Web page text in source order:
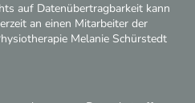
auf Datenübertragbarkeit kann
an einen Mitarbeiter der
Melanie Schürstedt